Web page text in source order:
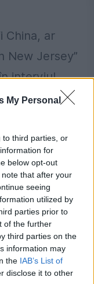
My Personal
to third parties, or
for
below opt-out
that after your
seeing
utilized by
parties prior to
of the further
third parties on the
information may
the IAB’s List of
disclose it to other
China, ar
New Jersey”
interviul